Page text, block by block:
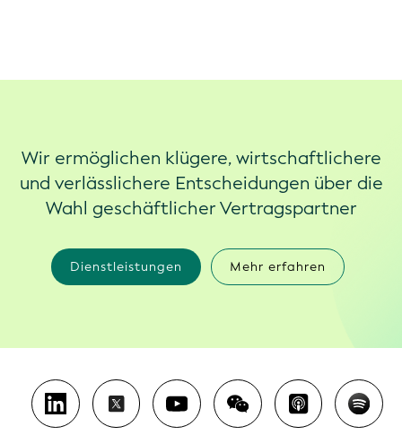
Wir ermöglichen klügere, wirtschaftlichere
und verlässlichere Entscheidungen über die
Wahl geschäftlicher Vertragspartner
Dienstleistungen Mehr erfahren